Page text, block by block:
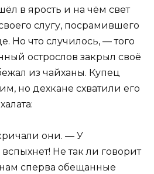
в ярость и на чём свет
слугу, посрамившего
Но что случилось, — того
острослов закрыл своё
из чайханы. Купец
но дехкане схватили его
они. — У
Не так ли говорит
сперва обещанные